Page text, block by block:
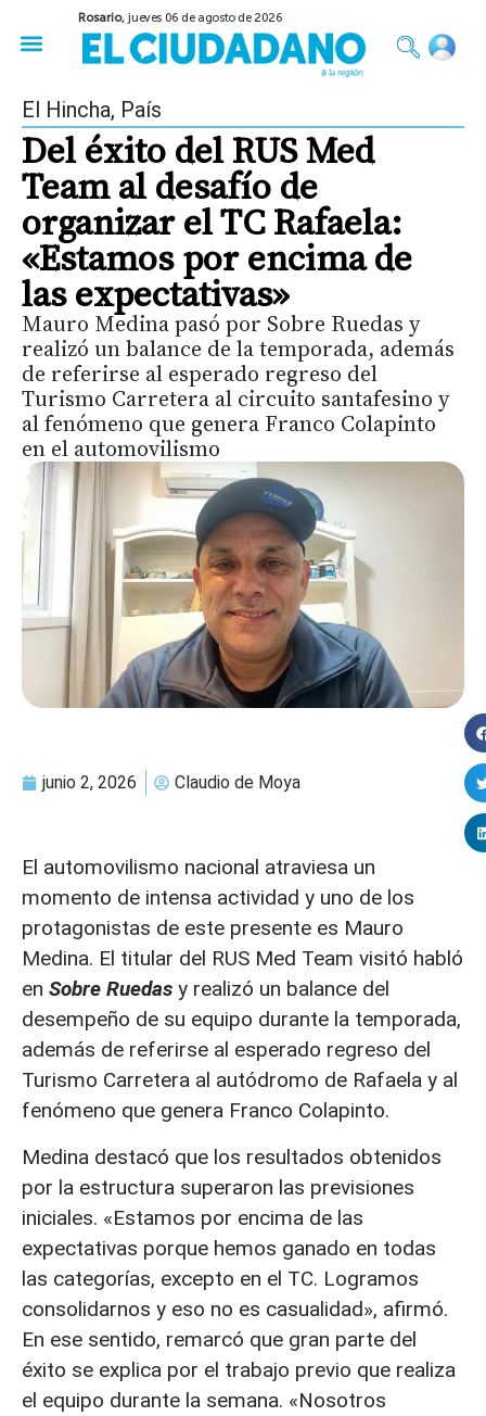
Rosario,jueves 06 de agosto de 2026
El Hincha, País
Del éxito del RUS Med
Team al desafío de
organizar el TC Rafaela:
«Estamos por encima de
las expectativas»
Mauro Medina pasó por Sobre Ruedas y
realizó un balance de la temporada, además
de referirse al esperado regreso del
Turismo Carretera al circuito santafesino y
al fenómeno que genera Franco Colapinto
en el automovilismo
junio 2, 2026 Claudio de Moya
El automovilismo nacional atraviesa un
momento de intensa actividad y uno de los
protagonistas de este presente es Mauro
Medina. El titular del RUS Med Team visitó habló
en Sobre Ruedas y realizó un balance del
desempeño de su equipo durante la temporada,
además de referirse al esperado regreso del
Turismo Carretera al autódromo de Rafaela y al
fenómeno que genera Franco Colapinto.
Medina destacó que los resultados obtenidos
por la estructura superaron las previsiones
iniciales. «Estamos por encima de las
expectativas porque hemos ganado en todas
las categorías, excepto en el TC. Logramos
consolidarnos y eso no es casualidad», afirmó.
En ese sentido, remarcó que gran parte del
éxito se explica por el trabajo previo que realiza
el equipo durante la semana. «Nosotros